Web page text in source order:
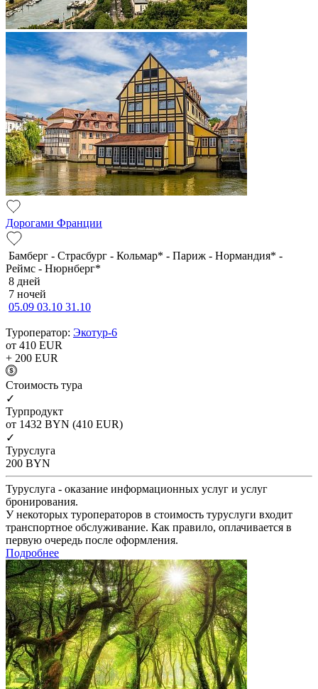
Дорогами Франции
Бамберг - Страсбург - Кольмар* - Париж - Нормандия* -
Реймс - Нюрнберг*
8 дней
7 ночей
05.09 03.10 31.10
Туроператор: Экотур-6
от 410 EUR
+ 200 EUR
Cтоимость тура
✓
Турпродукт
от 1432 BYN (410 EUR)
✓
Туруслуга
200 BYN
Туруслуга - оказание информационных услуг и услуг
бронирования.
У некоторых туроператоров в стоимость туруслуги входит
транспортное обслуживание. Как правило, оплачивается в
первую очередь после оформления.
Подробнее